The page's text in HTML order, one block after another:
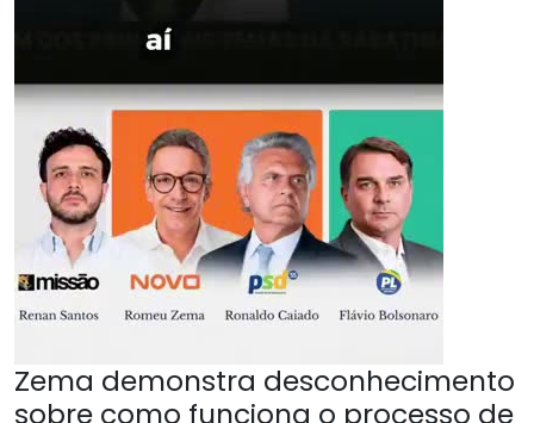
Zema demonstra desconhecimento
sobre como funciona o processo de